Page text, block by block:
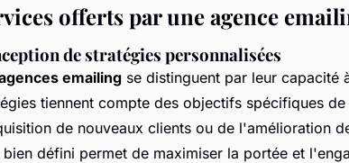
offerts par une agence
de stratégies personnalisées
emailing se distinguent par leur capacité
tiennent compte des objectifs spécifiques
de nouveaux clients ou de l'amélioration
bien défini permet de maximiser la portée et